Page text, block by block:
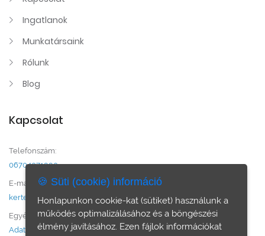
Ingatlanok
Munkatársaink
Rólunk
Blog
Kapcsolat
Telefonszám:
06704071990
E-mail:
kertesznemargo.ingatlan@gmail.com
Egyéb:
Adatvédelem
🍪 Süti (cookie) információ
Honlapunkon cookie-kat (sütiket) használunk a
működés optimalizálásához és a böngészési
élmény javításához. Ezen fájlok információkat